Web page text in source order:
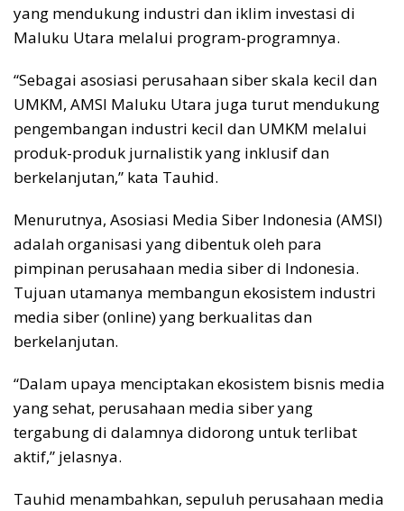
yang mendukung industri dan iklim investasi di
Maluku Utara melalui program-programnya.
“Sebagai asosiasi perusahaan siber skala kecil dan
UMKM, AMSI Maluku Utara juga turut mendukung
pengembangan industri kecil dan UMKM melalui
produk-produk jurnalistik yang inklusif dan
berkelanjutan,” kata Tauhid.
Menurutnya, Asosiasi Media Siber Indonesia (AMSI)
adalah organisasi yang dibentuk oleh para
pimpinan perusahaan media siber di Indonesia.
Tujuan utamanya membangun ekosistem industri
media siber (online) yang berkualitas dan
berkelanjutan.
“Dalam upaya menciptakan ekosistem bisnis media
yang sehat, perusahaan media siber yang
tergabung di dalamnya didorong untuk terlibat
aktif,” jelasnya.
Tauhid menambahkan, sepuluh perusahaan media